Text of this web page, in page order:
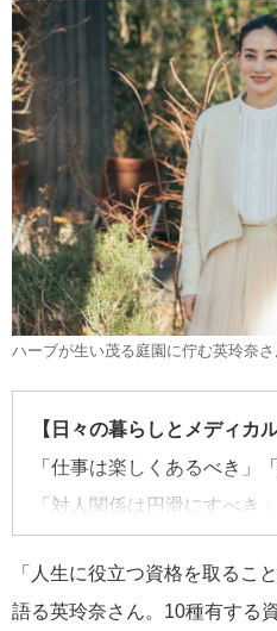
ハーブが生い茂る庭園に佇む英玲奈さ
【日々の暮らしとメディカ
「仕事は楽しくあるべき」
「対人関係は円滑にすべ
日々に疲れたら、古くから
ィカルハーブに頼ってみま
「人生に役立つ資格を取るこ
語る英玲奈さん。10種有する